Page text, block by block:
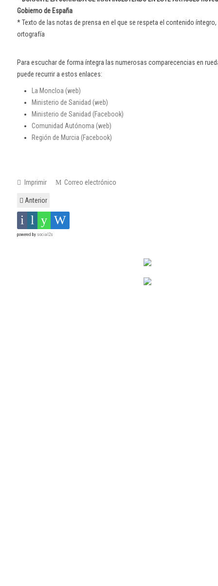
Gobierno de España
* Texto de las notas de prensa en el que se respeta el contenido
ortografía
Para escuchar de forma íntegra las numerosas comparecencias en
puede recurrir a estos enlaces:
La Moncloa (web)
Ministerio de Sanidad (web)
Ministerio de Sanidad (Facebook)
Comunidad Autónoma (web)
Región de Murcia (Facebook)
Imprimir Correo electrónico
Anterior
powered by social2s